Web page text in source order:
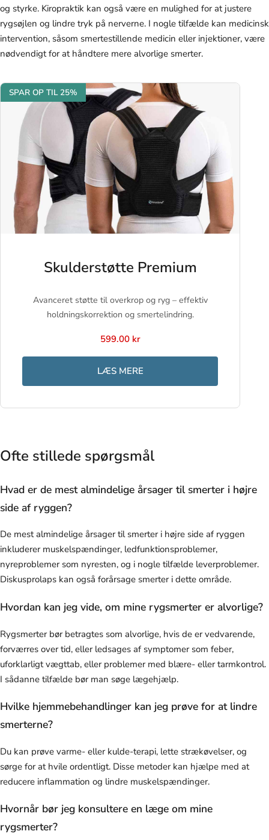
og styrke. Kiropraktik kan også være en mulighed for at justere
rygsøjlen og lindre tryk på nerverne. I nogle tilfælde kan medicinsk
intervention, såsom smertestillende medicin eller injektioner, være
nødvendigt for at håndtere mere alvorlige smerter.
SPAR OP TIL 25%
Skulderstøtte Premium
Avanceret støtte til overkrop og ryg – effektiv
holdningskorrektion og smertelindring.
599.00 kr
LÆS MERE
Ofte stillede spørgsmål
Hvad er de mest almindelige årsager til smerter i højre
side af ryggen?
De mest almindelige årsager til smerter i højre side af ryggen
inkluderer muskelspændinger, ledfunktionsproblemer,
nyreproblemer som nyresten, og i nogle tilfælde leverproblemer.
Diskusprolaps kan også forårsage smerter i dette område.
Hvordan kan jeg vide, om mine rygsmerter er alvorlige?
Rygsmerter bør betragtes som alvorlige, hvis de er vedvarende,
forværres over tid, eller ledsages af symptomer som feber,
uforklarligt vægttab, eller problemer med blære- eller tarmkontrol.
I sådanne tilfælde bør man søge lægehjælp.
Hvilke hjemmebehandlinger kan jeg prøve for at lindre
smerterne?
Du kan prøve varme- eller kulde-terapi, lette strækøvelser, og
sørge for at hvile ordentligt. Disse metoder kan hjælpe med at
reducere inflammation og lindre muskelspændinger.
Hvornår bør jeg konsultere en læge om mine
rygsmerter?